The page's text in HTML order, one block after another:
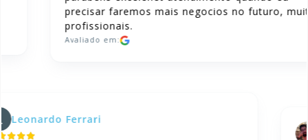
precisar faremos mais negocios no futuro,
profissionais.
Avaliado em:
Leonardo Ferrari